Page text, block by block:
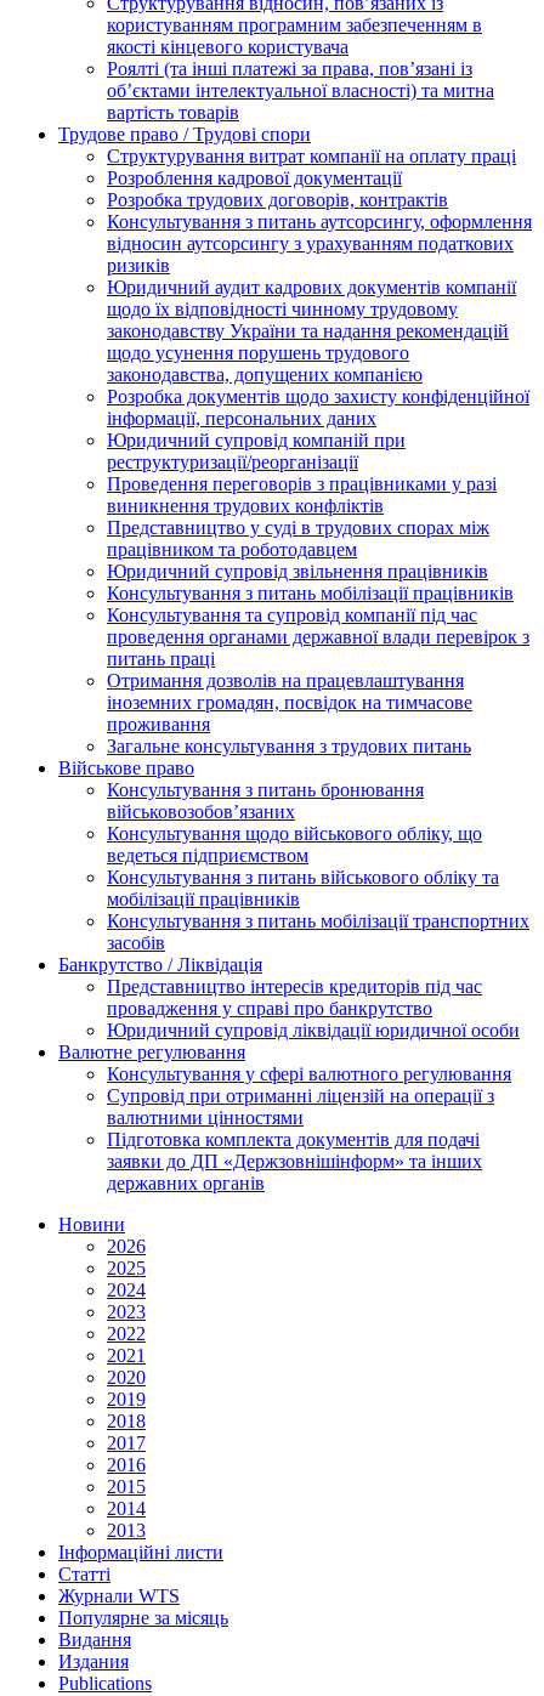
користуванням програмним забезпеченням в
якості кінцевого користувача
Роялті (та інші платежі за права, пов’язані із
об’єктами інтелектуальної власності) та митна
вартість товарів
Трудове право / Трудові спори
Cтруктурування витрат компанії на оплату праці
Розроблення кадрової документації
Розробка трудових договорів, контрактів
Консультування з питань аутсорсингу, оформлення
відносин аутсорсингу з урахуванням податкових
ризиків
Юридичний аудит кадрових документів компанії
щодо їх відповідності чинному трудовому
законодавству України та надання рекомендацій
щодо усунення порушень трудового
законодавства, допущених компанією
Розробка документів щодо захисту конфіденційної
інформації, персональних даних
Юридичний супровід компаній при
реструктуризації/реорганізації
Проведення переговорів з працівниками у разі
виникнення трудових конфліктів
Представництво у суді в трудових спорах між
працівником та роботодавцем
Юридичний супровід звільнення працівників
Консультування з питань мобілізації працівників
Консультування та супровід компанії під час
проведення органами державної влади перевірок з
питань праці
Отримання дозволів на працевлаштування
іноземних громадян, посвідок на тимчасове
проживання
Загальне консультування з трудових питань
Військове право
Консультування з питань бронювання
військовозобов’язаних
Консультування щодо військового обліку, що
ведеться підприємством
Консультування з питань військового обліку та
мобілізації працівників
Консультування з питань мобілізації транспортних
засобів
Банкрутство / Ліквідація
Представництво інтересів кредиторів під час
провадження у справі про банкрутство
Юридичний супровід ліквідації юридичної особи
Валютне регулювання
Консультування у сфері валютного регулювання
Супровід при отриманні ліцензій на операції з
валютними цінностями
Підготовка комплекта документів для подачі
заявки до ДП «Держзовнішінформ» та інших
державних органів
Новини
2026
2025
2024
2023
2022
2021
2020
2019
2018
2017
2016
2015
2014
2013
Інформаційні листи
Статті
Журнали WTS
Популярне за місяць
Видання
Издания
Publications